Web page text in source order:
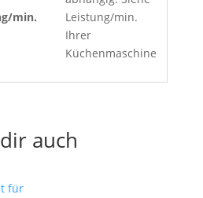
min.
Leistung/min.
Ihrer
Küchenmaschine
auch